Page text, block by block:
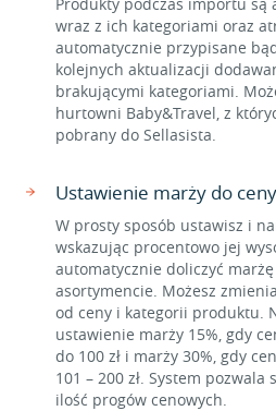
wraz z ich kategoriami oraz
automatycznie przypisane
kolejnych aktualizacji
brakującymi kategoriami.
hurtowni Baby&Travel, z
pobrany do Sellasista.
Ustawienie marży do
W prosty sposób ustawisz i
wskazując procentowo jej
automatycznie doliczyć marżę
asortymencie. Możesz
od ceny i kategorii produktu.
ustawienie marży 15%, gdy
do 100 zł i marży 30%, gdy
101 – 200 zł. System
ilość progów cenowych.